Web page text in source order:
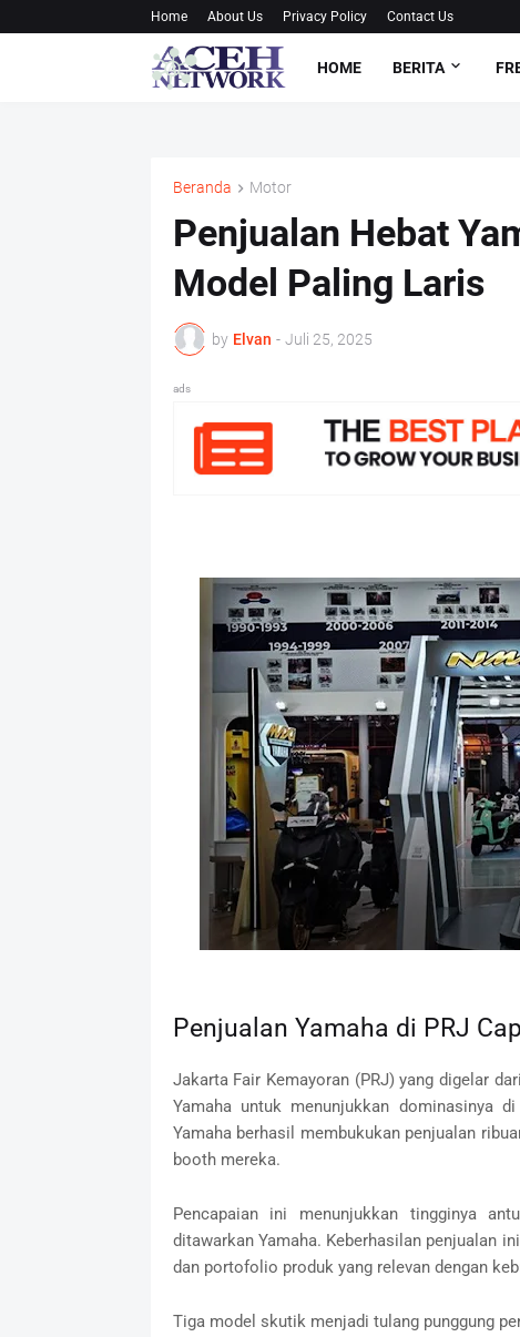
Home About Us Privacy Policy Contact Us
HOME BERITA
Beranda Motor
Penjualan Hebat
Model Paling Laris
by Elvan - Juli 25, 2025
ads
Penjualan Yamaha di PRJ
Jakarta Fair Kemayoran (PRJ) yang digelar
Yamaha untuk menunjukkan dominasinya
Yamaha berhasil membukukan penjualan
booth mereka.
Pencapaian ini menunjukkan tingginya
ditawarkan Yamaha. Keberhasilan penjualan
dan portofolio produk yang relevan dengan
Tiga model skutik menjadi tulang punggung